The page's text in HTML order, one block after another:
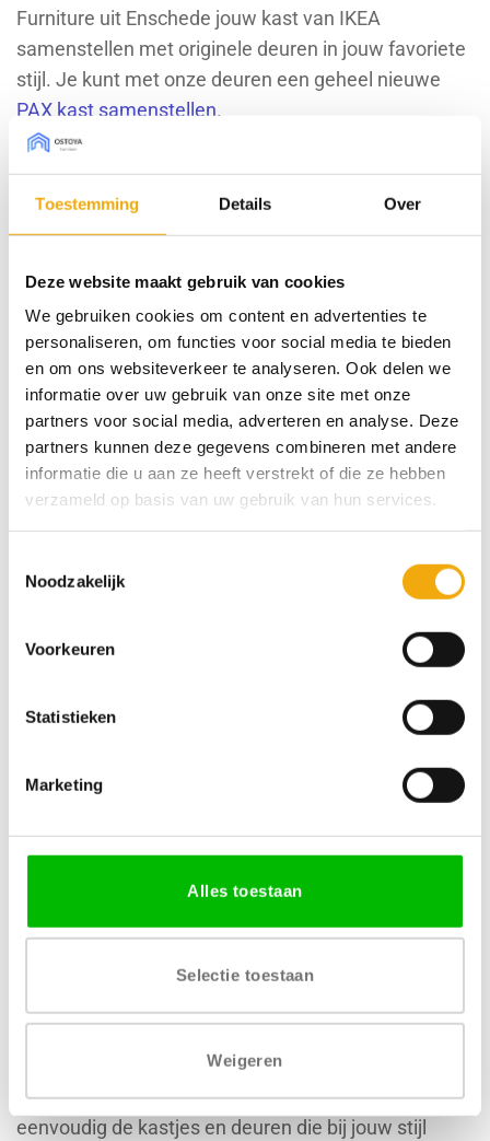
Toestemming Details Over
Deze website maakt gebruik van cookies
We gebruiken cookies om content en advertenties te
personaliseren, om functies voor social media te bieden
en om ons websiteverkeer te analyseren. Ook delen we
informatie over uw gebruik van onze site met onze
partners voor social media, adverteren en analyse. Deze
partners kunnen deze gegevens combineren met andere
informatie die u aan ze heeft verstrekt of die ze hebben
verzameld op basis van uw gebruik van hun services.
Noodzakelijk
Voorkeuren
Statistieken
Marketing
Alles toestaan
Selectie toestaan
Weigeren
Furniture uit Enschede jouw kast van IKEA
samenstellen met originele deuren in jouw favoriete
stijl. Je kunt met onze deuren een geheel nieuwe
PAX kast samenstellen.
Neem contact met mij op
Laat je gegevens achter en we nemen
Voornaam
Achternaam
E-
Telefoon
Geen
Bestel gemakkelijk online
PAX kastdeuren? Of je nu al een kast hebt of
er nog een wilt gaan kopen, bij ons bestel jij
eenvoudig de kastjes en deuren die bij jouw stijl